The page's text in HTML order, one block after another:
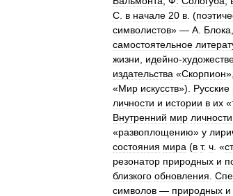
С в начале 20 в . (
символистов» — А Блока
самостоятельное
жизни
идейно-
издательства «Скорпион
«Мир искусств»). Русские
личности и истории в их «
Внутренний мир личности
«развоплощению» у
состояния мира (в т. ч . «
резонатор природных и
близкого обновления
символов — природных и